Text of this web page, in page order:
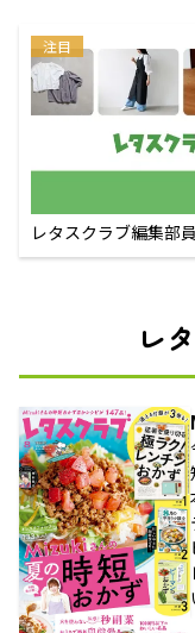
注目
レタスクラブ編集部
レ